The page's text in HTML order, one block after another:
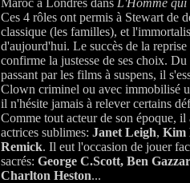
Ces 4 rôles ont permis à Stewart de
classique (les familles), et
d'aujourd'hui. Le succès de la
confirme la justesse de ses choix.
passant par les films à suspens, il
Clown criminel ou avec immobilisé
il n'hésite jamais à relever certains
Comme tout acteur de son époque, il
actrices sublimes: Janet Leigh, Kim
Remick. Il eut l'occasion de jouer
sacrés: George C.Scott, Ben
Charlton Heston...